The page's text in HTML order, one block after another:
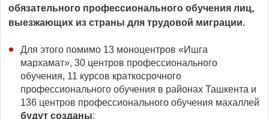
обязательного профессионального обучения лиц,
выезжающих из страны для трудовой миграции.
Для этого помимо 13 моноцентров «Ишга
мархамат», 30 центров профессионального
обучения, 11 курсов краткосрочного
профессионального обучения в районах Ташкента и
136 центров профессионального обучения махаллей
будут созданы: